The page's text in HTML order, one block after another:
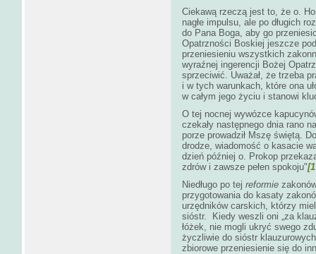
Ciekawą rzeczą jest to, że o.
nagłe impulsu, ale po długich
do Pana Boga, aby go
Opatrzności Boskiej jeszcze
przeniesieniu wszystkich
wyraźnej ingerencji Bożej
sprzeciwić. Uważał, że trzeba
i w tych warunkach, które ona
w całym jego życiu i stanowi
O tej nocnej wywózce
czekały następnego dnia rano
porze prowadził Mszę świętą.
drodze, wiadomość o kasacie
dzień później o. Prokop
zdrów i zawsze pełen spokoju"
Niedługo po tej reformie
przygotowania do kasaty
urzędników carskich, którzy
sióstr. Kiedy weszli oni „za
łóżek, nie mogli ukryć swego
życzliwie do sióstr
zbiorowe przeniesienie się do